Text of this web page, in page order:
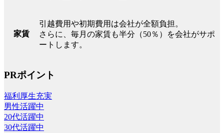
家賃
引越費用や初期費用は会社が全額負担。
さらに、毎月の家賃も半分（50％）を会社がサポ
ートします。
PRポイント
福利厚生充実
男性活躍中
20代活躍中
30代活躍中